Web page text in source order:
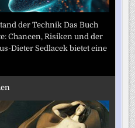
der Technik Das Buch
Chancen, Risiken und der
Dieter Sedlacek bietet eine